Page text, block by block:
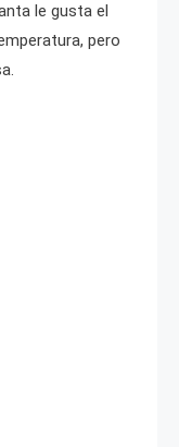
le gusta el
pero